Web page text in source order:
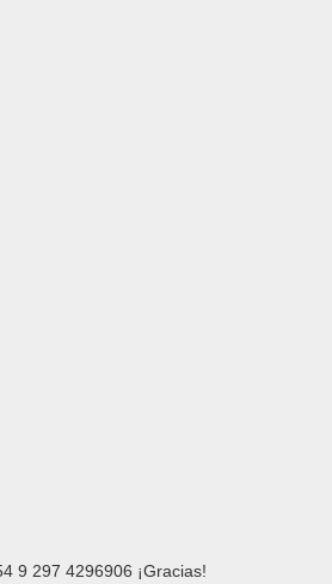
9 297 4296906 ¡Gracias!